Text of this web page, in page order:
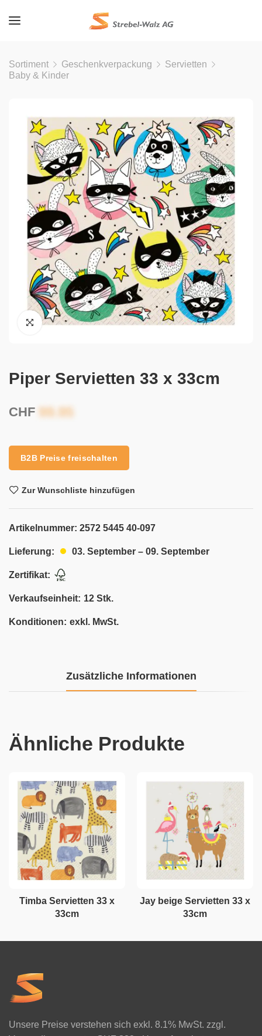
Sortiment Geschenkverpackung
Servietten
Baby & Kinder
Piper Servietten 33 x 33cm
CHF
B2B Preise freischalten
Zur Wunschliste hinzufügen
Artikelnummer: 2572 5445 40-097
Lieferung: 03. September – 09. September
Zertifikat:
Verkaufseinheit: 12 Stk.
Konditionen: exkl. MwSt.
Zusätzliche Informationen
Ähnliche Produkte
Timba Servietten 33 x
33cm
Jay beige Servietten 33 x
33cm
Unsere Preise verstehen sich exkl. 8.1% MwSt. zzgl.